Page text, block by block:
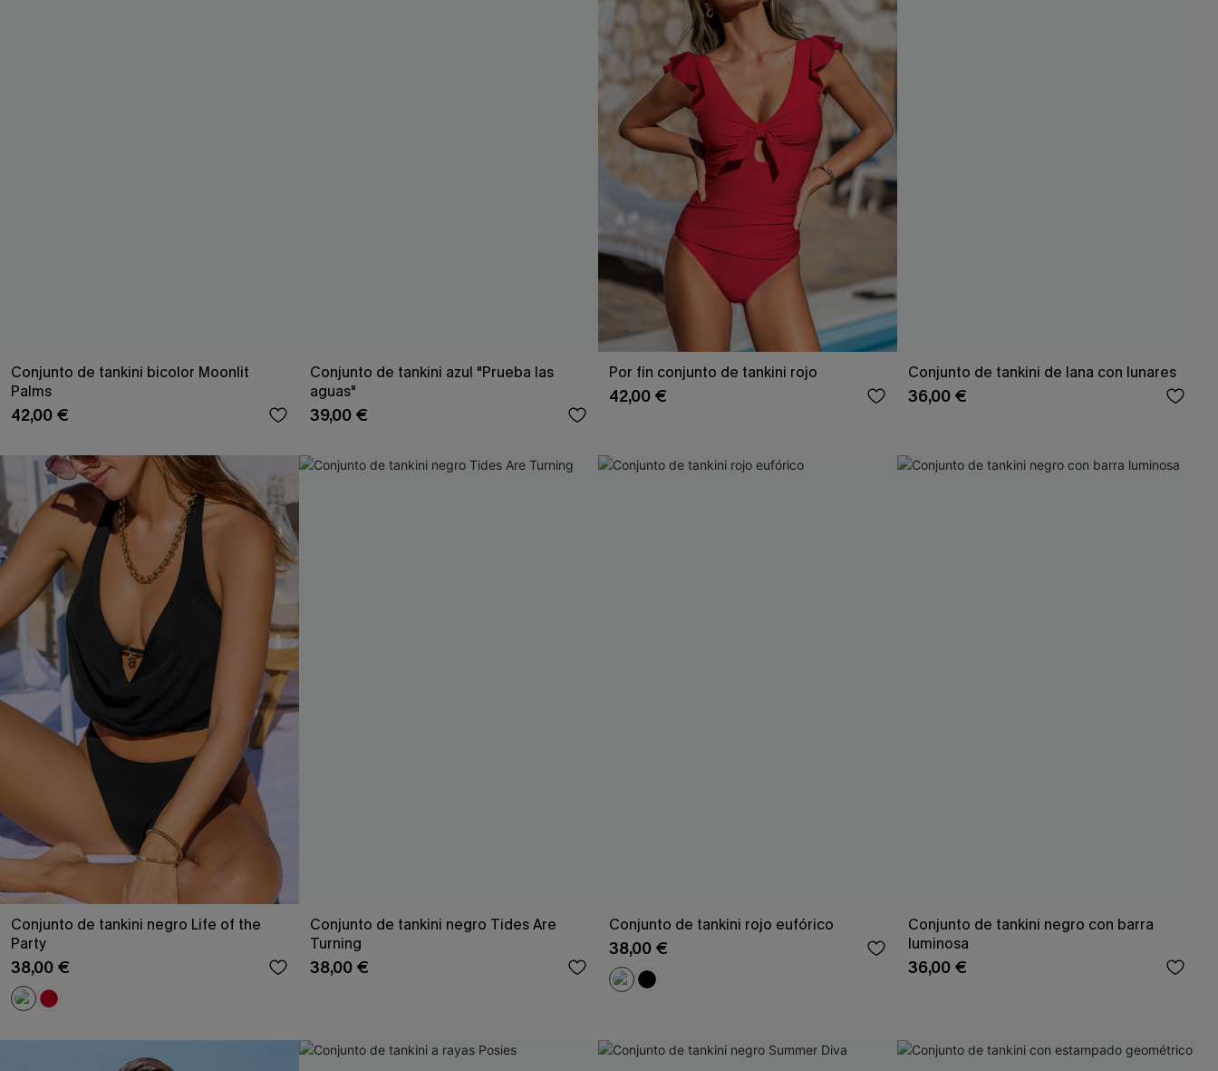
Conjunto de tankini bicolor Moonlit
Palms
42,00 €
Conjunto de tankini azul "Prueba las
aguas"
39,00 €
Por fin conjunto de tankini rojo
42,00 €
Conjunto de tankini de lana con lunares
36,00 €
Conjunto de tankini negro Life of the
Party
38,00 €
Conjunto de tankini negro Tides Are
Turning
38,00 €
Conjunto de tankini rojo eufórico
38,00 €
Conjunto de tankini negro con barra
luminosa
36,00 €